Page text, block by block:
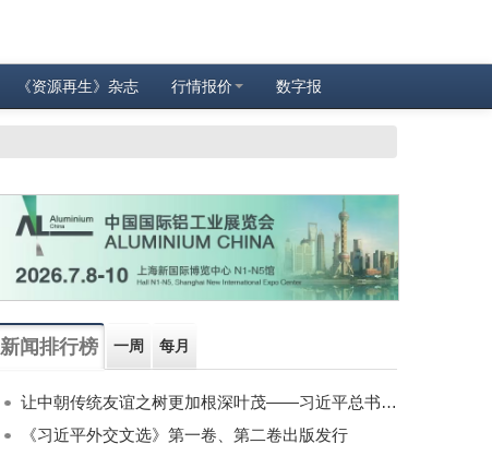
《资源再生》杂志 行情报价 数字报
新闻排行榜 一周 每月
让中朝传统友谊之树更加根深叶茂——习近平总书记对朝鲜进行国事访问纪实
《习近平外交文选》第一卷、第二卷出版发行